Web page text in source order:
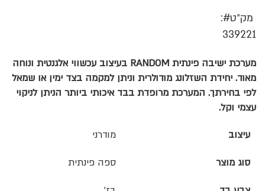
מק״ט
339221
מערכת ישיבה פינתית RANDOM בעיצוב עכשווי אלגנטית ונוחה
מאוד. יחידת השזלונג מודולרית וניתן למקמה בצד ימין או שמאל
לפי בחירתך. המערכת מרופדת בבד איכותי ביותר הניתן לניקוי
עצמי וקל.
עיצוב מודרני
סוג מוצר ספה פינתית